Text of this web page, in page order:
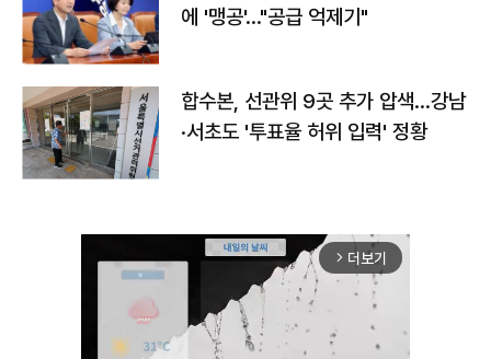
에 '맹공'…"공급 억제기"
합수본, 선관위 9곳 추가 압색…강남
·서초도 '투표율 허위 입력' 정황
arrow_forward_ios 더보기